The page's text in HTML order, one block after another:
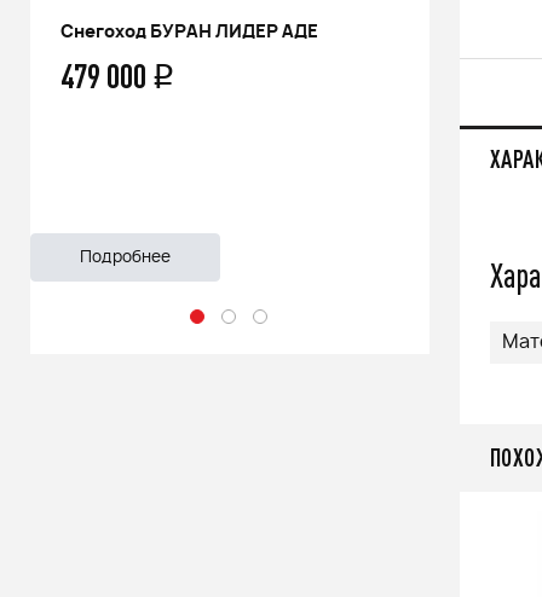
РИНАЛЬ 2013 черный В/Т 1м
66 500q
Подробнее